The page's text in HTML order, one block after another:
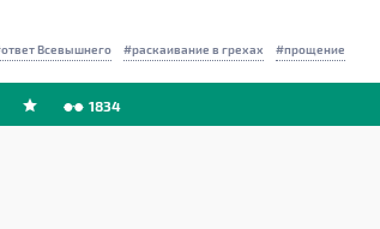
ответ Всевышнего раскаивание в грехах прощение
1834